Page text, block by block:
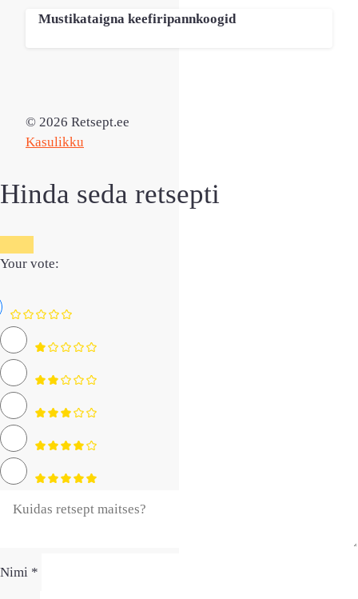
Mustikataigna keefiripannkoogid
© 2026 Retsept.ee
Kasulikku
Hinda seda retsepti
Your vote:
Nimi *